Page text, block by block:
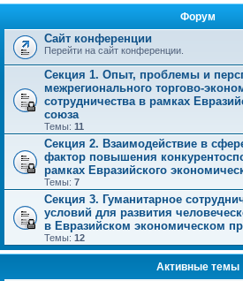
Форум
Сайт конференции
Перейти на сайт конференции.
Секция 1. Опыт, проблемы и
межрегионального торгово-
сотрудничества в рамках
союза
Темы: 11
Секция 2. Взаимодействие в
фактор повышения
рамках Евразийского
Темы: 7
Секция 3. Гуманитарное
условий для развития
в Евразийском экономическом
Темы: 12
Активные темы